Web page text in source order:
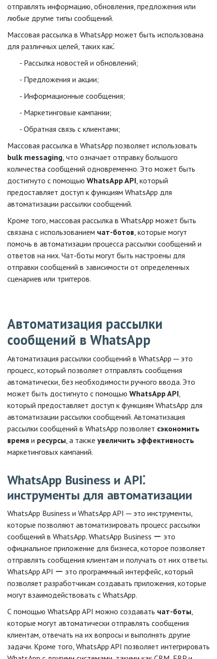
отправлять информацию, обновления, предложения или
любые другие типы сообщений.
Массовая рассылка в WhatsApp может быть использована
для различных целей, таких как⁚
Рассылка новостей и обновлений;
Предложения и акции;
Информационные сообщения;
Маркетинговые кампании;
Обратная связь с клиентами;
Массовая рассылка в WhatsApp позволяет использовать
bulk messaging, что означает отправку большого
количества сообщений одновременно. Это может быть
достигнуто с помощью WhatsApp API, который
предоставляет доступ к функциям WhatsApp для
автоматизации рассылки сообщений.
Кроме того, массовая рассылка в WhatsApp может быть
связана с использованием чат-ботов, которые могут
помочь в автоматизации процесса рассылки сообщений и
ответов на них. Чат-боты могут быть настроены для
отправки сообщений в зависимости от определенных
сценариев или триггеров.
Автоматизация рассылки
сообщений в WhatsApp
Автоматизация рассылки сообщений в WhatsApp ─ это
процесс, который позволяет отправлять сообщения
автоматически, без необходимости ручного ввода. Это
может быть достигнуто с помощью WhatsApp API,
который предоставляет доступ к функциям WhatsApp для
автоматизации рассылки сообщений. Автоматизация
рассылки сообщений в WhatsApp позволяет сэкономить
время и ресурсы, а также увеличить эффективность
маркетинговых кампаний.
WhatsApp Business и API⁚
инструменты для автоматизации
WhatsApp Business и WhatsApp API ─ это инструменты,
которые позволяют автоматизировать процесс рассылки
сообщений в WhatsApp. WhatsApp Business ー это
официальное приложение для бизнеса, которое позволяет
отправлять сообщения клиентам и получать от них ответы.
WhatsApp API ー это программный интерфейс, который
позволяет разработчикам создавать приложения, которые
могут взаимодействовать с WhatsApp.
С помощью WhatsApp API можно создавать чат-боты,
которые могут автоматически отправлять сообщения
клиентам, отвечать на их вопросы и выполнять другие
задачи. Кроме того, WhatsApp API позволяет интегрировать